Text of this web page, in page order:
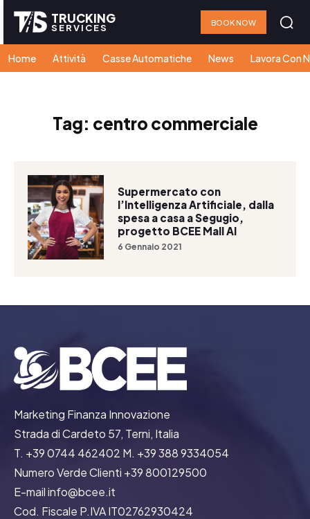
TRUCKING
SERVICES BOOK NOW
Home Attività Casse Automatiche News Lavora Con
Tag: centro commerciale
Supermercato con
l’Intelligenza Artificiale, dalla
spesa a casa a Segugio,
progetto BCEE Mall AI
6 Gennaio 2021
Marketing Finanza Innovazione
Strada di Cardeto 57, Terni, Italia
T. +39 0744 462402 M. +39 388 9334054
Numero Verde Clienti +39 800129500
E-mail info@bcee.it
Cod. Fiscale P.IVA IT02762930424